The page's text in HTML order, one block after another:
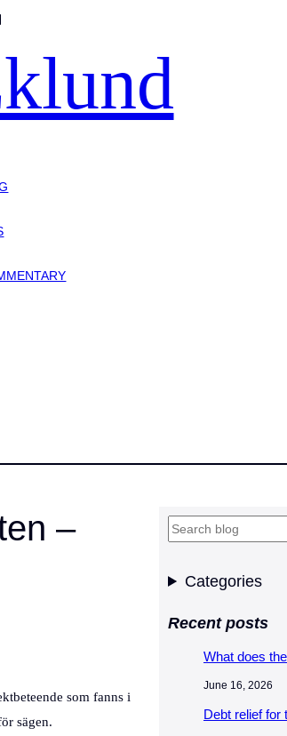
–
som fanns i
sägen.
S
a
c
Categories
Recent posts
What does
June 16, 2026
Debt relief for